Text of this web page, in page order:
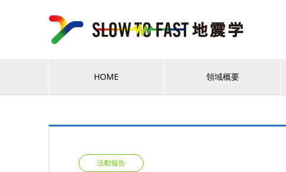
HOME 領域概要
活動報告